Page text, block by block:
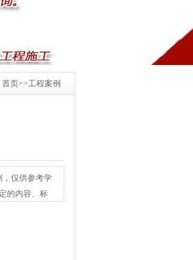
首页>>工程案例
，仅供参考学
的内容、标